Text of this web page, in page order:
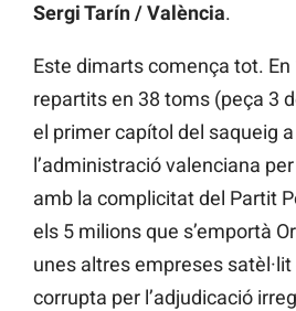
Sergi Tarín / València.
Este dimarts comença tot.
repartits en 38 toms (peça 3
el primer capítol del saqueig
l’administració valenciana
amb la complicitat del Partit
els 5 milions que s’emportà
unes altres empreses satèl·lit
corrupta per l’adjudicació